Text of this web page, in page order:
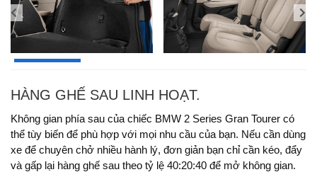
HÀNG GHẾ SAU LINH HOẠT.
Không gian phía sau của chiếc BMW 2 Series Gran Tourer có
thể tùy biến để phù hợp với mọi nhu cầu của bạn. Nếu cần dùng
xe để chuyên chở nhiều hành lý, đơn giản bạn chỉ cần kéo, đẩy
và gấp lại hàng ghế sau theo tỷ lệ 40:20:40 để mở không gian.